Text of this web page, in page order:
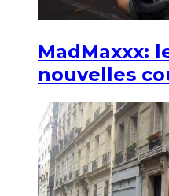
MadMaxxx:
nouvelles